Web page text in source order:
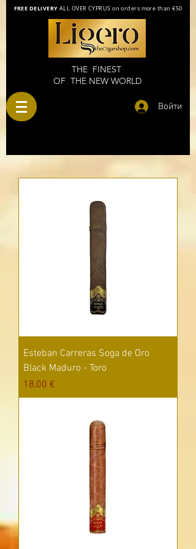
FREE DELIVERY ALL OVER CYPRUS on orders more than €50
THE FINEST
OF THE NEW WORLD
Войти
Esteban Carreras Soga de Oro
Black Maduro - Toro
Цена
18,00 €